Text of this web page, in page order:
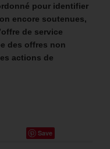
pour identifier
encore soutenues,
de service
des offres non
actions de
Save